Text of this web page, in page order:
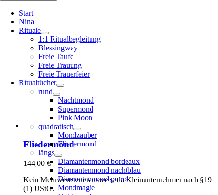
Start
Nina
Rituale
1:1 Ritualbegleitung
Blessingway
Freie Taufe
Freie Trauung
Freie Trauerfeier
Ritualtücher
rund
Nachtmond
Supermond
Pink Moon
quadratisch
Mondzauber
Fliedermond
längs
Diamantenmond bordeaux
Diamantenmond nachtblau
Diamantenmond petrol
Mondmagie
Fliedermond
144,00 €
Kein Mehrwertsteuerausweis, da Kleinunternehmer nach §19
(1) UStG.